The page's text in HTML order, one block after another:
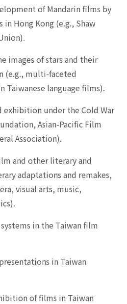
of Mandarin films by
Hong Kong (e.g., Shaw
images of stars and their
(e.g., multi-faceted
Taiwanese language films).
under the Cold War
Asian-Pacific Film
Association).
and other literary and
adaptations and remakes,
visual arts, music,
in the Taiwan film
in Taiwan
of films in Taiwan